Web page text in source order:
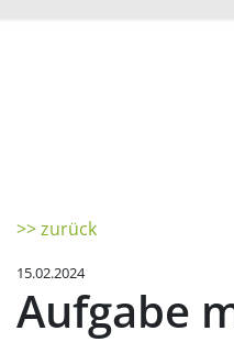
>> zurück
15.02.2024
Aufgabe